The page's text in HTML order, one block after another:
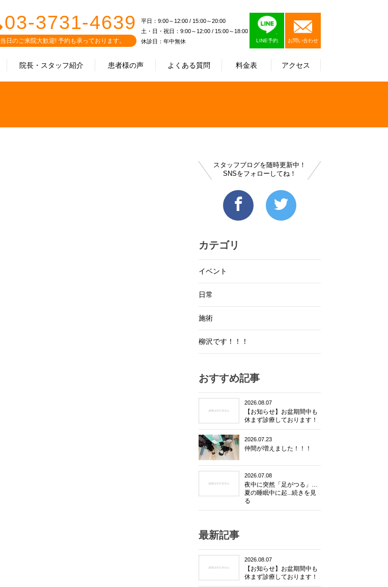
院長・スタッフ紹介 患者様の声 よくある質問 料金表 アクセス
03-3731-4639
当日のご来院大歓迎! 予約も承っております。
平日：9:00～12:00 / 15:00～20:00
土・日・祝日：9:00～12:00 / 15:00～18:00
休診日：年中無休
LINE予約 お問い合わせ
スタッフブログを随時更新中！
SNSをフォローしてね！
カテゴリ
イベント
日常
施術
柳沢です！！！
おすすめ記事
2026.08.07
【お知らせ】お盆期間中も
休まず診療しております！
2026.07.23
仲間が増えました！！！
2026.07.08
夜中に突然「足がつる」…
夏の睡眠中に起...続きを見
る
最新記事
2026.08.07
【お知らせ】お盆期間中も
休まず診療しております！